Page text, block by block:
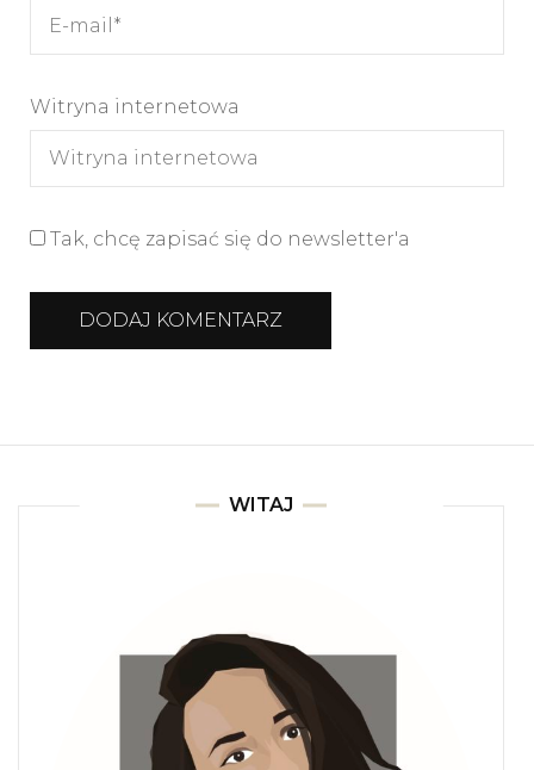
Witryna internetowa
Tak, chcę zapisać się do newsletter'a
WITAJ